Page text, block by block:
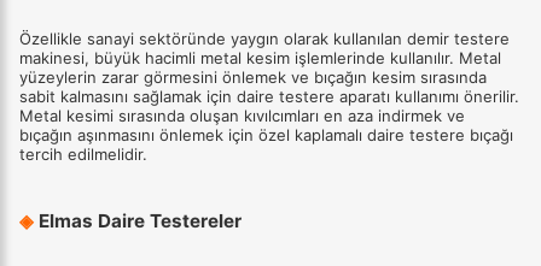
Özellikle sanayi sektöründe yaygın olarak kullanılan demir testere
makinesi, büyük hacimli metal kesim işlemlerinde kullanılır. Metal
yüzeylerin zarar görmesini önlemek ve bıçağın kesim sırasında
sabit kalmasını sağlamak için daire testere aparatı kullanımı önerilir.
Metal kesimi sırasında oluşan kıvılcımları en aza indirmek ve
bıçağın aşınmasını önlemek için özel kaplamalı daire testere bıçağı
tercih edilmelidir.
◈ Elmas Daire Testereler